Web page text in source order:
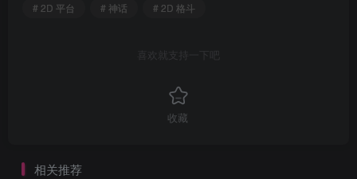
# 2D 平台
# 神话 # 2D 格斗
喜欢就支持一下吧
收藏
相关推荐